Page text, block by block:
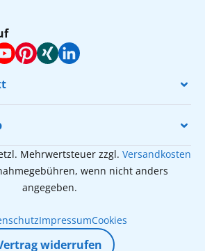
Mehrwertsteuer zzgl. Versandkosten
wenn nicht anders
angegeben.
ImpressumCookies
widerrufen